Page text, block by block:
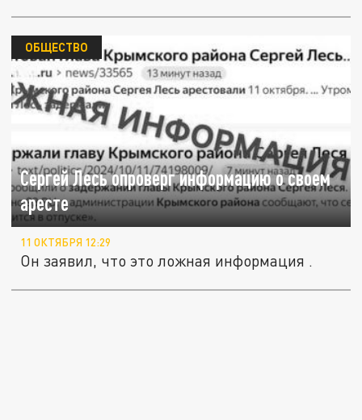
Сергей Лесь опроверг информацию о своем
аресте
ОБЩЕСТВО
11 ОКТЯБРЯ 12:29
Он заявил, что это ложная информация .